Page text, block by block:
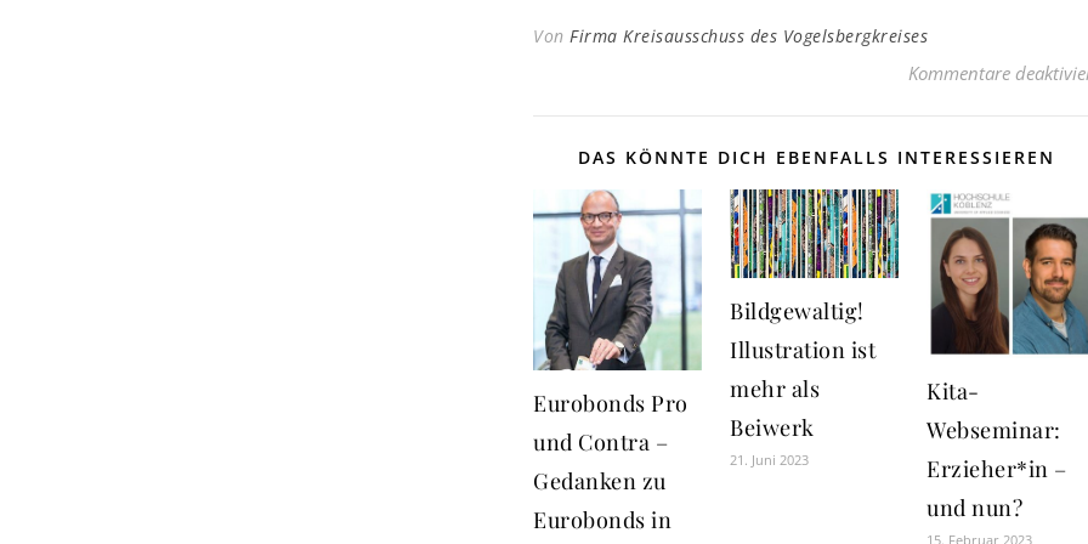
Von Firma Kreisausschuss des Vogelsbergkreises
Kommentare
DAS KÖNNTE DICH EBENFALLS INTERESSIEREN
Eurobonds Pro
und Contra –
Gedanken zu
Eurobonds in
Bildgewaltig!
Illustration ist
mehr als
Beiwerk
21. Juni 2023
Kita-
Webseminar:
Erzieher*in –
und nun?
15. Februar 2023